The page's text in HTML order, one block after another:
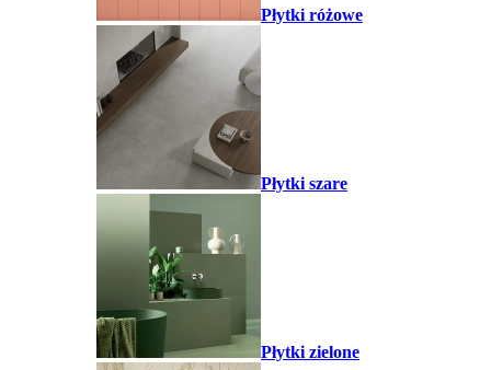
Płytki różowe
Płytki szare
Płytki zielone